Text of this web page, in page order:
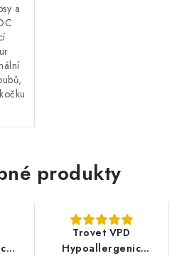
a
produkty
Trovet VPD
Hypoallergenic